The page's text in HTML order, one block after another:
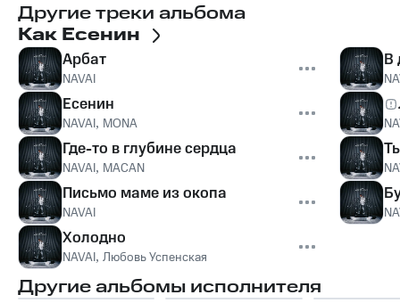
Другие треки альбома
Как Есенин
Арбат
NAVAI
Есенин
NAVAI, MONA
Где-то в глубине сердца
NAVAI, MACAN
Письмо маме из окопа
NAVAI
Холодно
NAVAI, Любовь Успенская
В
Другие альбомы исполнителя